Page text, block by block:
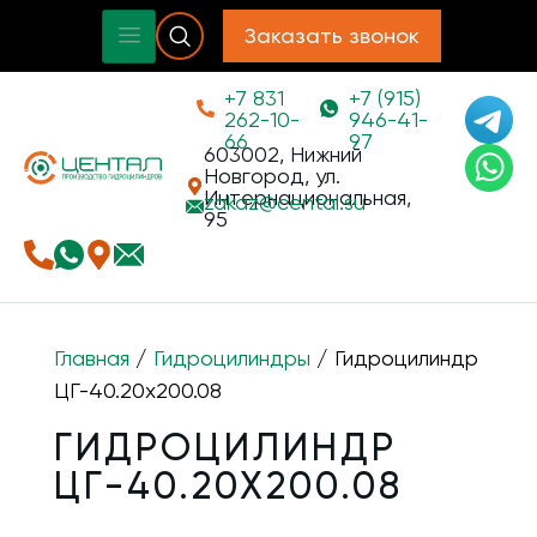
Заказать звонок
+7 831
262-10-
66
+7 (915)
946-41-
97
603002, Нижний
Новгород, ул.
Интернациональная,
95
zakaz@cental.su
Главная / Гидроцилиндры / Гидроцилиндр
ЦГ-40.20х200.08
ГИДРОЦИЛИНДР
ЦГ-40.20Х200.08